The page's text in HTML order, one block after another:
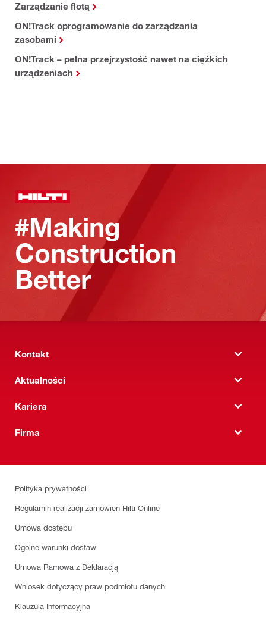
Zarządzanie flotą
ON!Track oprogramowanie do zarządzania
zasobami
ON!Track – pełna przejrzystość nawet na ciężkich
urządzeniach
#Making
Construction
Better
Kontakt
Aktualności
Kariera
Firma
Polityka prywatności
Regulamin realizacji zamówień Hilti Online
Umowa dostępu
Ogólne warunki dostaw
Umowa Ramowa z Deklaracją
Wniosek dotyczący praw podmiotu danych
Klauzula Informacyjna